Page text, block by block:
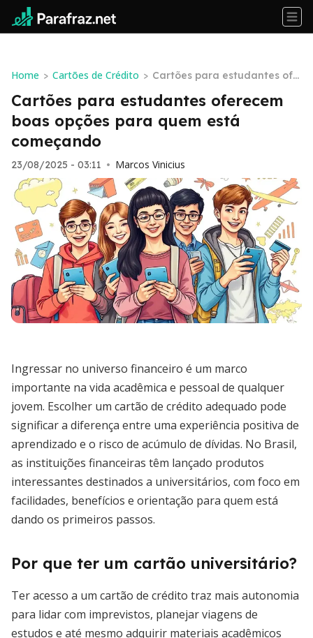
Home > Cartões de Crédito > Cartões para estudantes ofe
recem boas opções para que
m está começando
Cartões para estudantes oferecem
boas opções para quem está
começando
23/08/2025 - 03:11 • Marcos Vinicius
Ingressar no universo financeiro é um marco
importante na vida acadêmica e pessoal de qualquer
jovem. Escolher um cartão de crédito adequado pode
significar a diferença entre uma experiência positiva de
aprendizado e o risco de acúmulo de dívidas. No Brasil,
as instituições financeiras têm lançado produtos
interessantes destinados a universitários, com foco em
facilidades, benefícios e orientação para quem está
dando os primeiros passos.
Por que ter um cartão universitário?
Ter acesso a um cartão de crédito traz mais autonomia
para lidar com imprevistos, planejar viagens de
estudos e até mesmo adquirir materiais acadêmicos